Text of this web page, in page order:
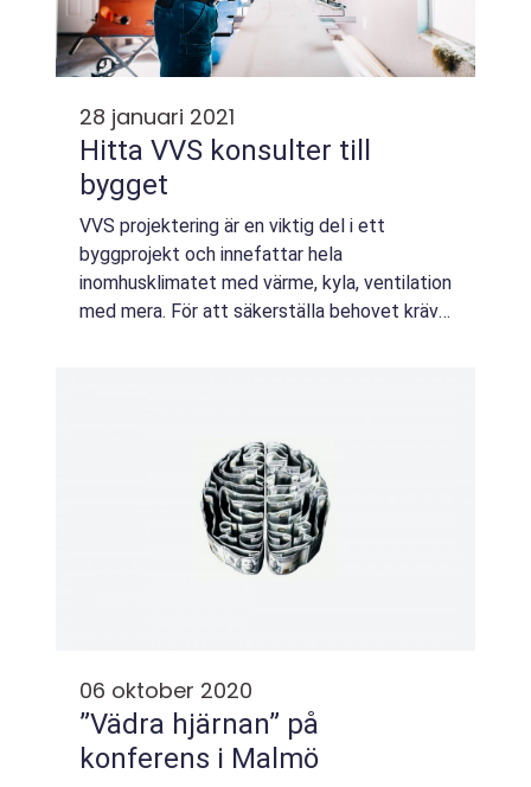
28 januari 2021
Hitta VVS konsulter till
bygget
VVS projektering är en viktig del i ett
byggprojekt och innefattar hela
inomhusklimatet med värme, kyla, ventilation
med mera. För att säkerställa behovet krävs
06 oktober 2020
”Vädra hjärnan” på
konferens i Malmö